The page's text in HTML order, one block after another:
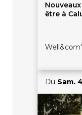
être à
Du Sam.